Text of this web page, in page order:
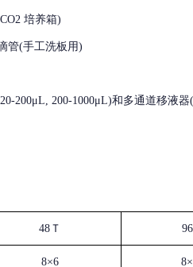
培养箱)
管(手工洗板用)
200μL, 200-1000μL)和多通道移液器
48Ｔ
8×6